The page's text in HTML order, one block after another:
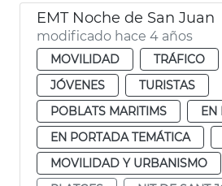
EMT Noche de San Juan
modificado hace 4 años
MOVILIDAD TRÁFICO
JÓVENES
TURISTAS
POBLATS MARITIMS
EN
EN PORTADA TEMÁTICA
MOVILIDAD Y URBANISMO